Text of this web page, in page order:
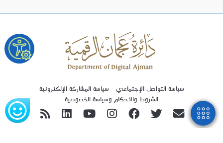
سياسة التواصل الإجتماعي
سياسة المشاركة الإلكترونية
الشروط والاحكام وسياسة الخصوصية